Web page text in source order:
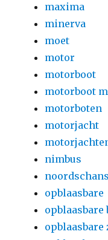
maxima
minerva
moet
motor
motorboot
motorboot
motorboten
motorjacht
nimbus
noordschans
opblaasbare
opblaasbare
opblaasbare